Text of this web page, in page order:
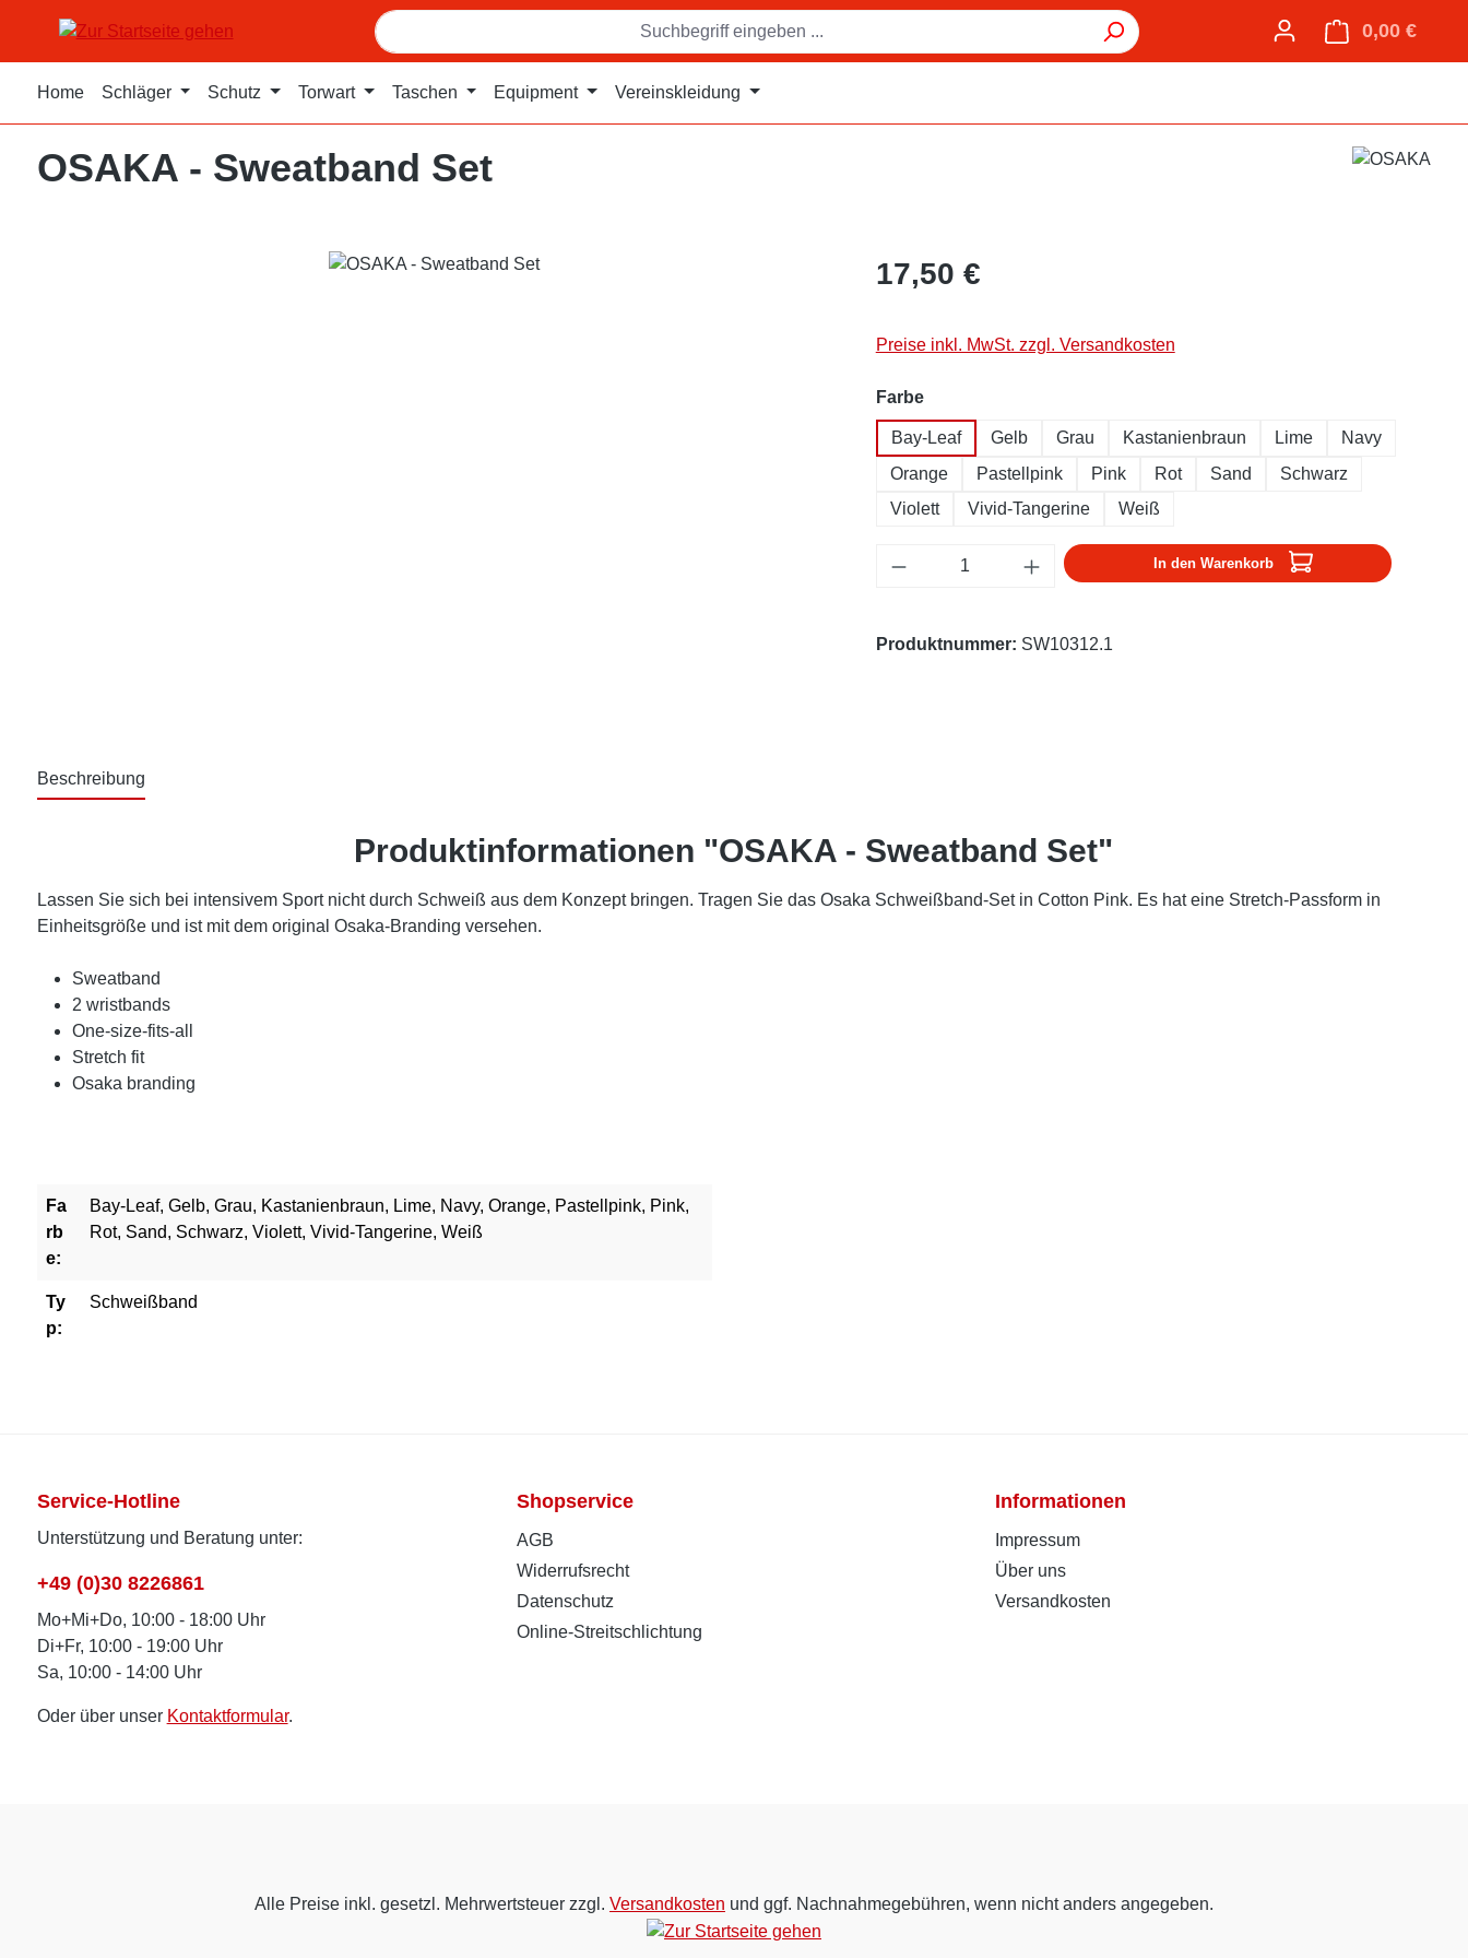
Hauptinhalt springen
Zur Suche springen
Zur Hauptnavigation springen 0,00 €
Home Schläger Schutz Torwart Taschen Equipment Vereinskleidung
OSAKA - Sweatband Set
17,50 €
Preise inkl. MwSt. zzgl. Versandkosten
Farbeauswählen
Bay-Leaf Gelb Grau Kastanienbraun Lime
Navy
Orange
Pastellpink Pink Rot Sand
Schwarz
Violett
Vivid-Tangerine Weiß
Produkt Anzahl: Gib den gewünschten Wert ein
In den Warenkorb
Produktnummer: SW10312.1
Beschreibung
Produktinformationen "OSAKA - Sweatband Set"
Lassen Sie sich bei intensivem Sport nicht durch Schweiß aus dem Konzept bringen. Tragen Sie das Osaka Schweißband-Set in Cotton Pink. Es hat eine Stretch-Passform in
Einheitsgröße und ist mit dem original Osaka-Branding versehen.
Sweatband
2 wristbands
One-size-fits-all
Stretch fit
Osaka branding
Fa
rb
e:
Bay-Leaf, Gelb, Grau, Kastanienbraun, Lime, Navy, Orange, Pastellpink, Pink,
Rot, Sand, Schwarz, Violett, Vivid-Tangerine, Weiß
Ty
p:
Schweißband
Service-Hotline
Unterstützung und Beratung unter:
+49 (0)30 8226861
Mo+Mi+Do, 10:00 - 18:00 Uhr
Di+Fr, 10:00 - 19:00 Uhr
Sa, 10:00 - 14:00 Uhr
Oder über unser Kontaktformular.
Shopservice
AGB
Widerrufsrecht
Datenschutz
Online-Streitschlichtung
Informationen
Impressum
Über uns
Versandkosten
Alle Preise inkl. gesetzl. Mehrwertsteuer zzgl. Versandkosten und ggf. Nachnahmegebühren, wenn nicht anders angegeben.